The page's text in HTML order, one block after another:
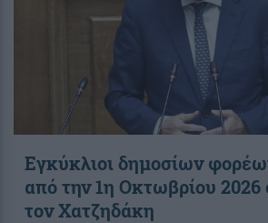
Εγκύκλιοι δημοσίων
από την 1η Οκτωβρίου
τον Χατζηδάκη